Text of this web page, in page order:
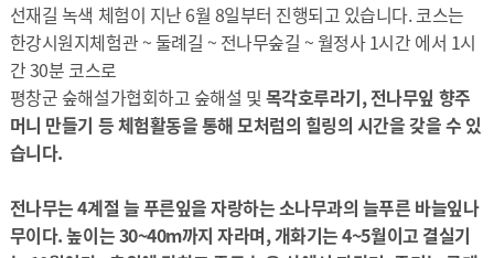
선재길 녹색 체험이 지난 6월 8일부터 진행되고 있습니다. 코스는
한강시원지체험관 ~ 둘례길 ~ 전나무숲길 ~ 월정사 1시간 에서 1시
간 30분 코스로
평창군 숲해설가협회하고 숲해설 및 목각호루라기, 전나무잎 향주
머니 만들기 등 체험활동을 통해 모처럼의 힐링의 시간을 갖을 수 있
습니다.
전나무는 4계절 늘 푸른잎을 자랑하는 소나무과의 늘푸른 바늘잎나
무이다. 높이는 30~40m까지 자라며, 개화기는 4~5월이고 결실기